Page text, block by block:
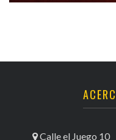
Calle el Juego 10